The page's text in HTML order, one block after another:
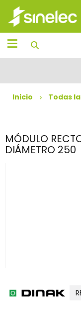
Saltar
contenido
Saltar
menú
de
navegación
Inicio Todas
MÓDULO
DIÁMETRO 250